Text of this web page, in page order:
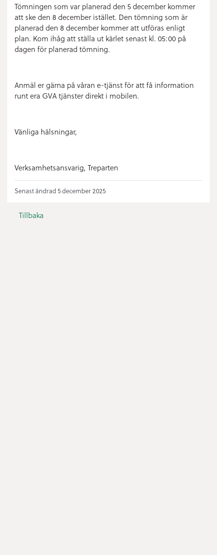
Tömningen som var planerad den 5 december kommer
att ske den 8 december istället. Den tömning som är
planerad den 8 december kommer att utföras enligt
plan. Kom ihåg att ställa ut kärlet senast kl. 05:00 på
dagen för planerad tömning.
Anmäl er gärna på våran e-tjänst för att få information
runt era GVA tjänster direkt i mobilen.
Vänliga hälsningar,
Verksamhetsansvarig, Treparten
Senast ändrad 5 december 2025
Tillbaka